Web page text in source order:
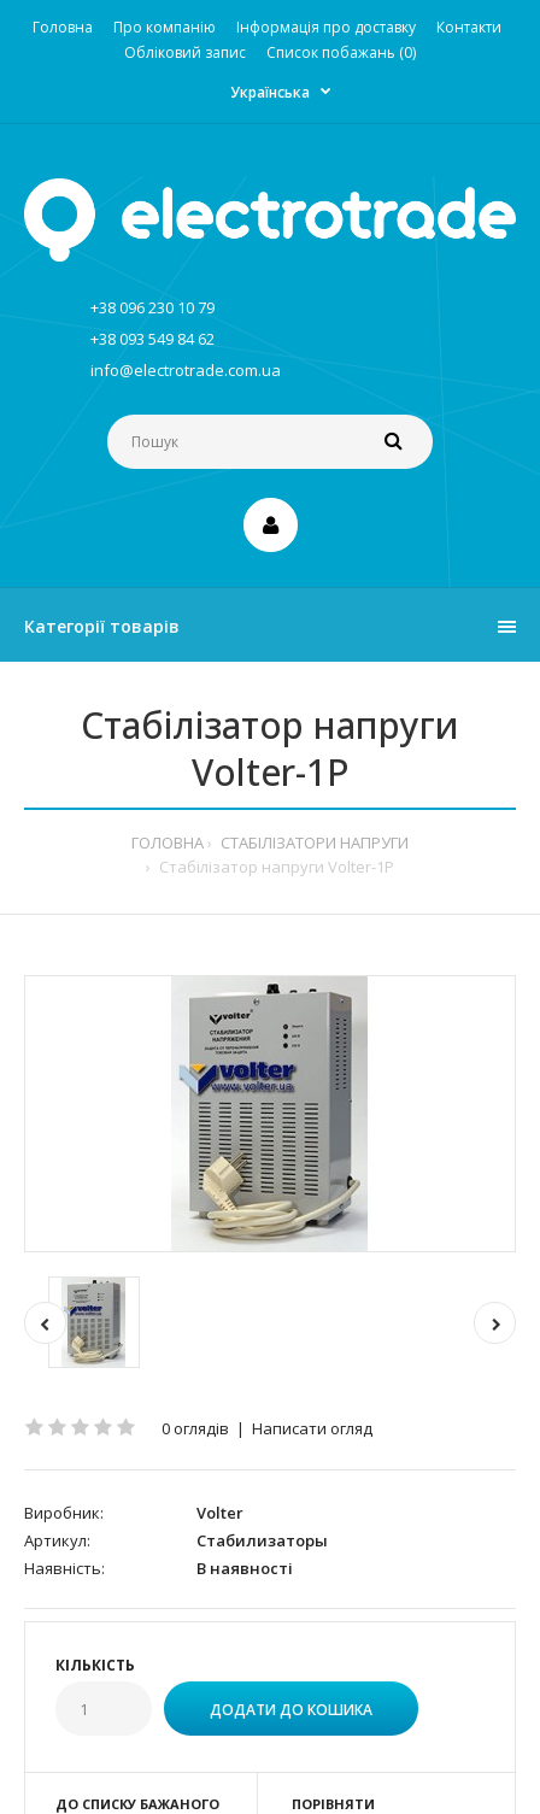
Головна Про компанію Інформація про доставку
Контакти
Обліковий запис
Список побажань (0)
Українська
+38 096 230 10 79
+38 093 549 84 62
info@electrotrade.com.ua
Категорії товарів
Стабілізатор напруги
Volter-1P
ГОЛОВНА
СТАБІЛІЗАТОРИ НАПРУГИ
Стабілізатор напруги Volter-1P
0 оглядів | Написати огляд
Виробник:
Volter
Артикул:
Стабилизаторы
Наявність:
В наявності
КІЛЬКІСТЬ
ДО СПИСКУ БАЖАНОГО ПОРІВНЯТИ